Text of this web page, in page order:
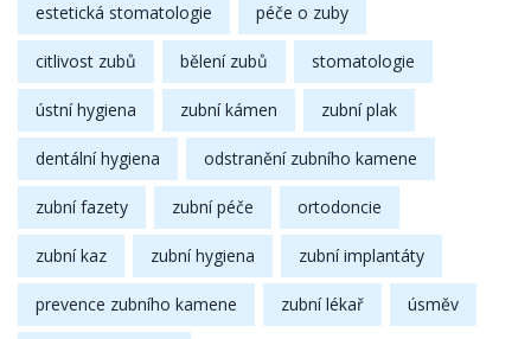
estetická stomatologie péče o zuby
citlivost zubů bělení zubů stomatologie
ústní hygiena zubní kámen zubní plak
dentální hygiena odstranění zubního kamene
zubní fazety zubní péče ortodoncie
zubní kaz zubní hygiena zubní implantáty
prevence zubního kamene zubní lékař úsměv